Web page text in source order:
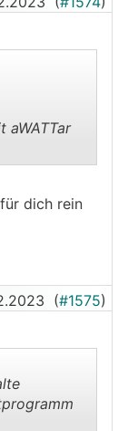
aWATTar
dich rein
(#1575)